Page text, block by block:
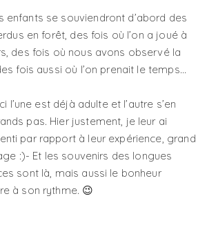
enfants se souviendront d’abord des
en forêt, des fois où l’on a joué à
des fois où nous avons observé la
fois aussi où l’on prenait le temps…
l’une est déjà adulte et l’autre s’en
pas. Hier justement, je leur ai
par rapport à leur expérience, grand
:)- Et les souvenirs des longues
sont là, mais aussi le bonheur
à son rythme. 😉